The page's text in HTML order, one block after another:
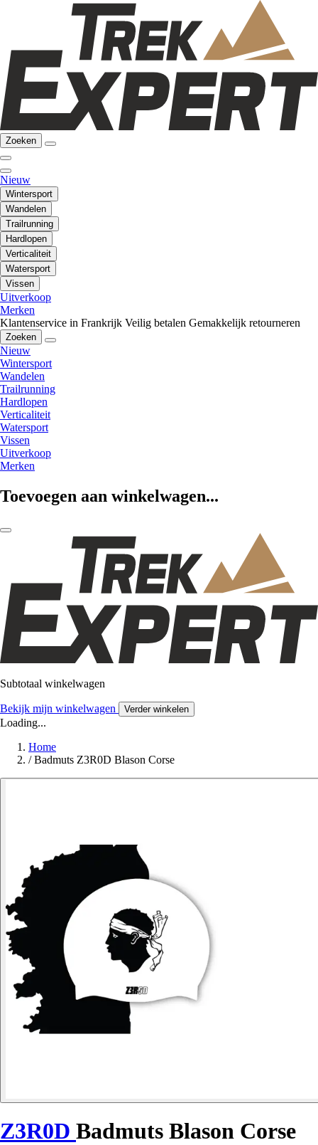
Zoeken
Nieuw
Wintersport
Wandelen
Trailrunning
Hardlopen
Verticaliteit
Watersport
Vissen
Uitverkoop
Merken
Klantenservice in Frankrijk Veilig betalen Gemakkelijk retourneren
Zoeken
Nieuw
Wintersport
Wandelen
Trailrunning
Hardlopen
Verticaliteit
Watersport
Vissen
Uitverkoop
Merken
Toevoegen aan winkelwagen...
Subtotaal winkelwagen
Bekijk mijn winkelwagen Verder winkelen
Loading...
Home
/ Badmuts Z3R0D Blason Corse
Z3R0D Badmuts Blason Corse